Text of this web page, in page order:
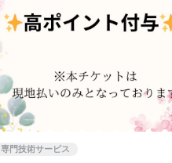
専門技術サービス